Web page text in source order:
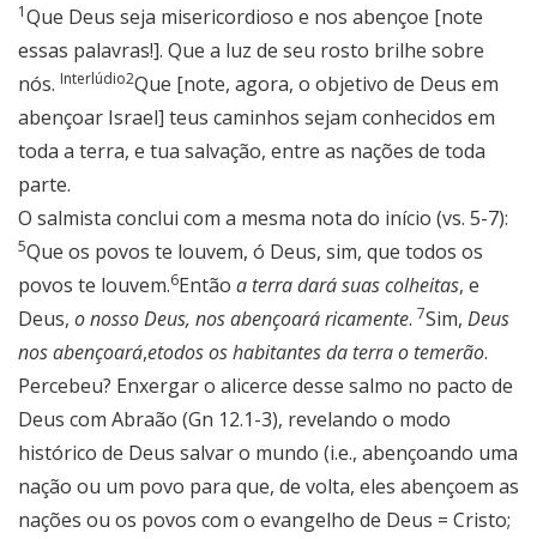
1Que Deus seja misericordioso e nos abençoe [note
essas palavras!]. Que a luz de seu rosto brilhe sobre
nós. Interlúdio2Que [note, agora, o objetivo de Deus em
abençoar Israel] teus caminhos sejam conhecidos em
toda a terra, e tua salvação, entre as nações de toda
parte.
O salmista conclui com a mesma nota do início (vs. 5-7):
5Que os povos te louvem, ó Deus, sim, que todos os
povos te louvem.6Então a terra dará suas colheitas, e
Deus, o nosso Deus, nos abençoará ricamente. 7Sim, Deus
nos abençoará,etodos os habitantes da terra o temerão.
Percebeu? Enxergar o alicerce desse salmo no pacto de
Deus com Abraão (Gn 12.1-3), revelando o modo
histórico de Deus salvar o mundo (i.e., abençoando uma
nação ou um povo para que, de volta, eles abençoem as
nações ou os povos com o evangelho de Deus = Cristo;